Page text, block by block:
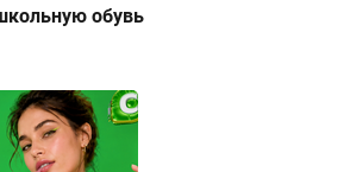
обувь